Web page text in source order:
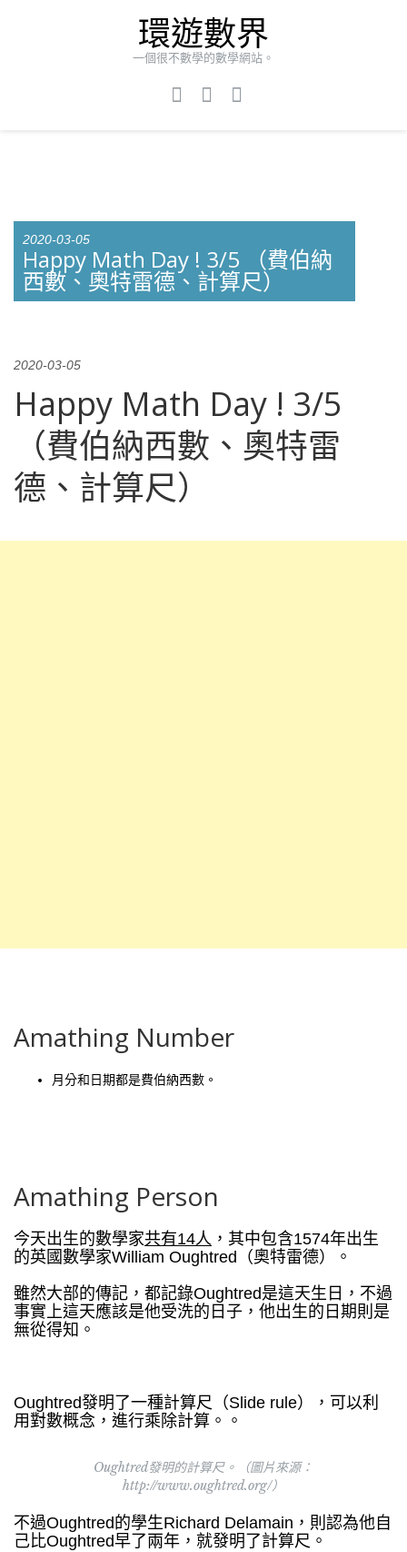
環遊數界
一個很不數學的數學網站。
2020-03-05
Happy Math Day ! 3/5 （費伯納
西數、奧特雷德、計算尺）
2020-03-05
Happy Math Day ! 3/5
（費伯納西數、奧特雷
德、計算尺）
Amathing Number
月分和日期都是費伯納西數。
Amathing Person
今天出生的數學家共有14人 ，其中包含1574年出生
的英國數學家William Oughtred（奧特雷德）。
雖然大部的傳記，都記錄Oughtred是這天生日，不過
事實上這天應該是他受洗的日子，他出生的日期則是
無從得知。
Oughtred發明了一種計算尺（Slide rule），可以利
用對數概念，進行乘除計算。。
Oughtred發明的計算尺。（圖片來源：
http://www.oughtred.org/）
不過Oughtred的學生Richard Delamain，則認為他自
己比Oughtred早了兩年，就發明了計算尺。